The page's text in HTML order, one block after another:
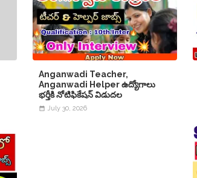
Anganwadi Teacher,
Anganwadi Helper ఉద్యోగాలు
భర్తీకి నోటిఫికేషన్ విడుదల
July 30, 2026